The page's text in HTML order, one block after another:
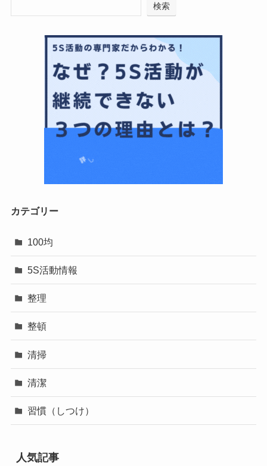
検索
カテゴリー
100均
5S活動情報
整理
整頓
清掃
清潔
習慣（しつけ）
人気記事